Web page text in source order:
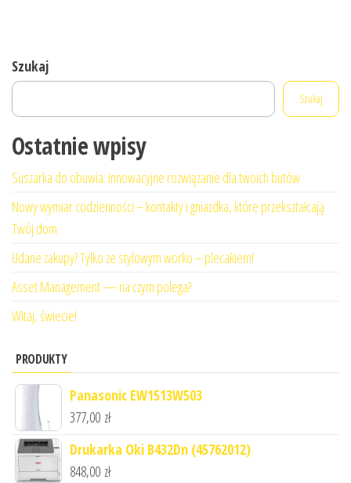
Szukaj
Szukaj
Ostatnie wpisy
Suszarka do obuwia: innowacyjne rozwiązanie dla twoich butów
Nowy wymiar codzienności – kontakty i gniazdka, które przekształcają
Twój dom
Udane zakupy? Tylko ze stylowym worko – plecakiem!
Asset Management — na czym polega?
Witaj, świecie!
PRODUKTY
Panasonic EW1513W503
377,00 zł
Drukarka Oki B432Dn (45762012)
848,00 zł